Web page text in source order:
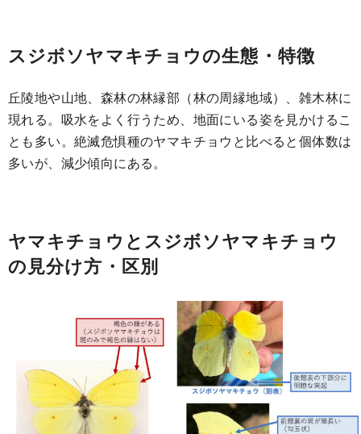
スジボソヤマキチョウの生態・特徴
丘陵地や山地、森林の林縁部（林の周縁地域）、雑木林に
現れる。吸水をよく行うため、地面にいる姿を見かけるこ
とも多い。絶滅危惧種のヤマキチョウと比べると個体数は
多いが、減少傾向にある。
ヤマキチョウとスジボソヤマキチョウ
の見分け方・区別